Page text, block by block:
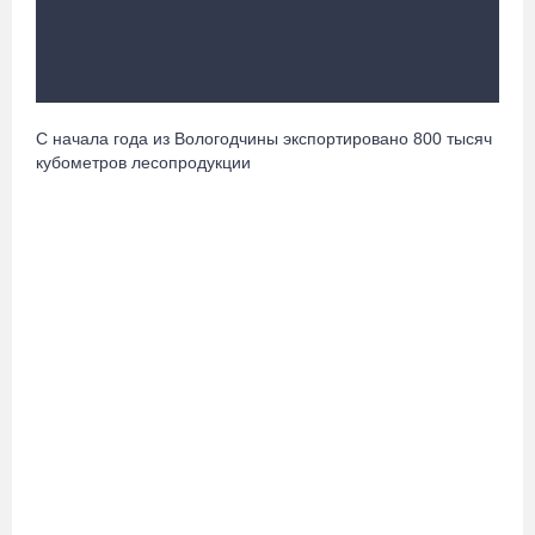
07.08.26 / 10:56
В Вологде иномарка сбила 12-летнего велосипедиста
С начала года из Вологодчины экспортировано 800 тысяч
кубометров лесопродукции